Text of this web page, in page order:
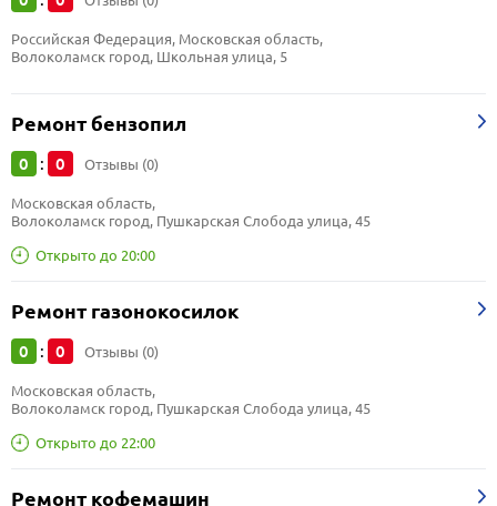
Российская Федерация, Московская область,
Волоколамск город, Школьная улица, 5
Ремонт бензопил
0 : 0 Отзывы (0)
Открыто до 20:00
Московская область,
Волоколамск город, Пушкарская Слобода улица, 45
Ремонт газонокосилок
0 : 0 Отзывы (0)
Открыто до 22:00
Московская область,
Волоколамск город, Пушкарская Слобода улица, 45
Ремонт кофемашин